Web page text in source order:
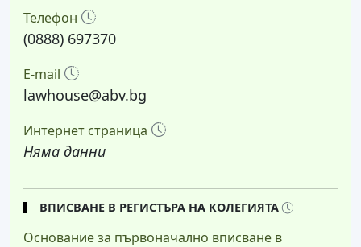
Телефон
(0888) 697370
E-mail
lawhouse@abv.bg
Интернет страница
Няма данни
ВПИСВАНЕ В РЕГИСТЪРА НА КОЛЕГИЯТА
Основание за първоначално вписване в